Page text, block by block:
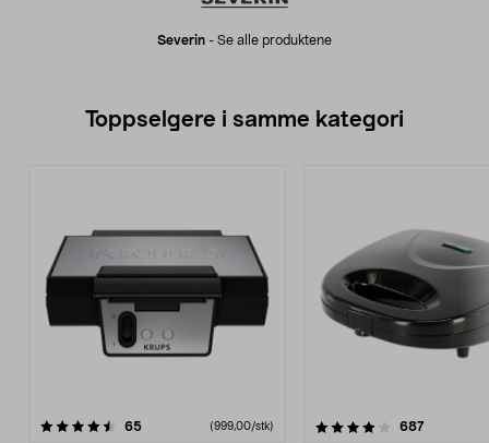
Severin - Se alle produktene
Toppselgere i samme kategori
65anmeldelser(999,00/stk)
4.0 av 5 stjerner 687
5.0 av 5 stjerner